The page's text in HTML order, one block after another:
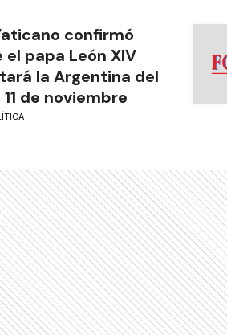
confirmó
el papa León XIV
la Argentina del
11 de noviembre